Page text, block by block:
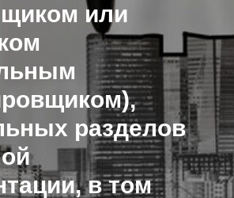
или
разделов
в том